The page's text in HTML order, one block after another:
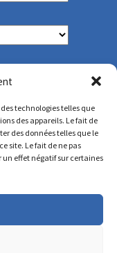
technologies telles que
des appareils. Le fait de
des données telles que le
site. Le fait de ne pas
effet négatif sur certaines